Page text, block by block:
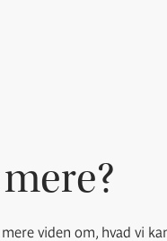
viden om, hvad vi